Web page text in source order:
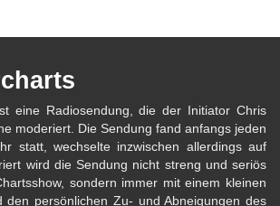
eine Radiosendung, die der Initiator Chris
moderiert. Die Sendung fand anfangs jeden
statt, wechselte inzwischen allerdings auf
wird die Sendung nicht streng und seriös
sondern immer mit einem kleinen
den persönlichen Zu- und Abneigungen des